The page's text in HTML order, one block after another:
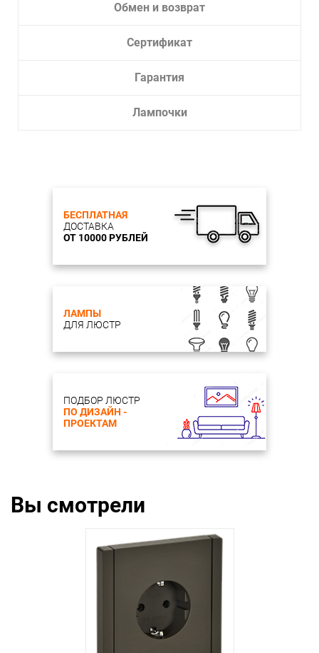
Обмен и возврат
Сертификат
Гарантия
Лампочки
БЕСПЛАТНАЯ
ДОСТАВКА
ОТ 10000 РУБЛЕЙ
ЛАМПЫ
ДЛЯ ЛЮСТР
ПОДБОР ЛЮСТР
ПО ДИЗАЙН -
ПРОЕКТАМ
Вы смотрели